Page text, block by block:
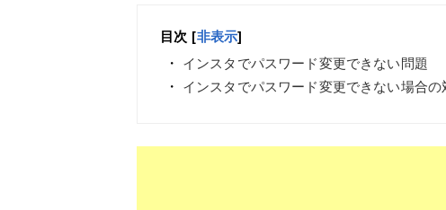
目次 [非表示]
インスタでパスワード変更できない問題
インスタでパスワード変更できない場合の